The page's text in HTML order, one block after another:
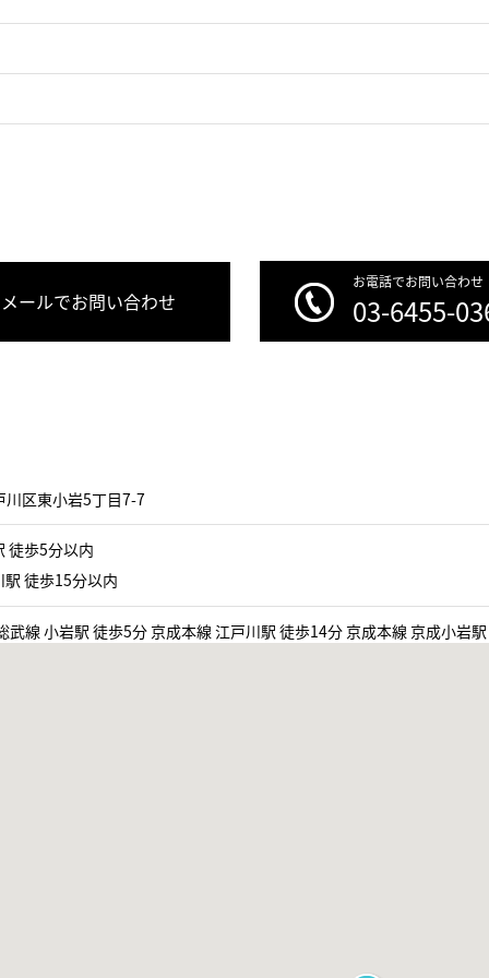
メールでお問い合わせ
お電話でお問い合わせ
03-6455-
川区東小岩5丁目7-7
徒歩5分以内
徒歩15分以内
武線 小岩駅 徒歩5分 京成本線 江戸川駅 徒歩14分 京成本線 京成小岩